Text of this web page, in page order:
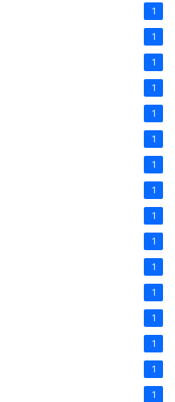
1
1
1
1
1
1
1
1
1
1
1
1
1
1
1
1